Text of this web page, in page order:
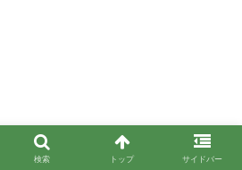
検索 トップ サイドバー